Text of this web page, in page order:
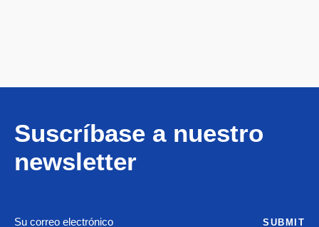
Suscríbase a nuestro
newsletter
SUBMIT